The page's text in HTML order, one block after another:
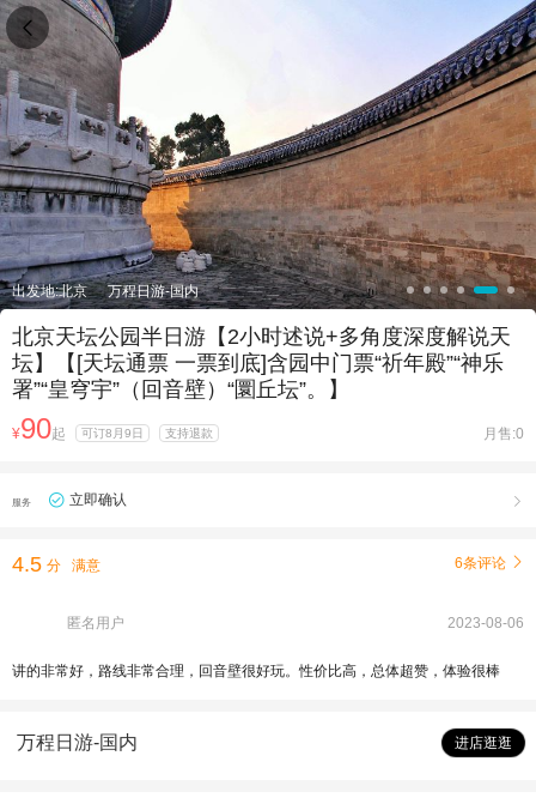
出发地:北京 万程日游-国内
北京天坛公园半日游【2小时述说+多角度深度解说天
坛】【[天坛通票 一票到底]含园中门票“祈年殿”“神乐
署”“皇穹宇”（回音壁）“圜丘坛”。】
¥90起 可订8月9日 支持退款 月售:0
服务 立即确认 
4.5 分 满意 6条评论 
匿名用户 2023-08-06
讲的非常好，路线非常合理，回音壁很好玩。性价比高，总体超赞，体验很棒
万程日游-国内 进店逛逛
